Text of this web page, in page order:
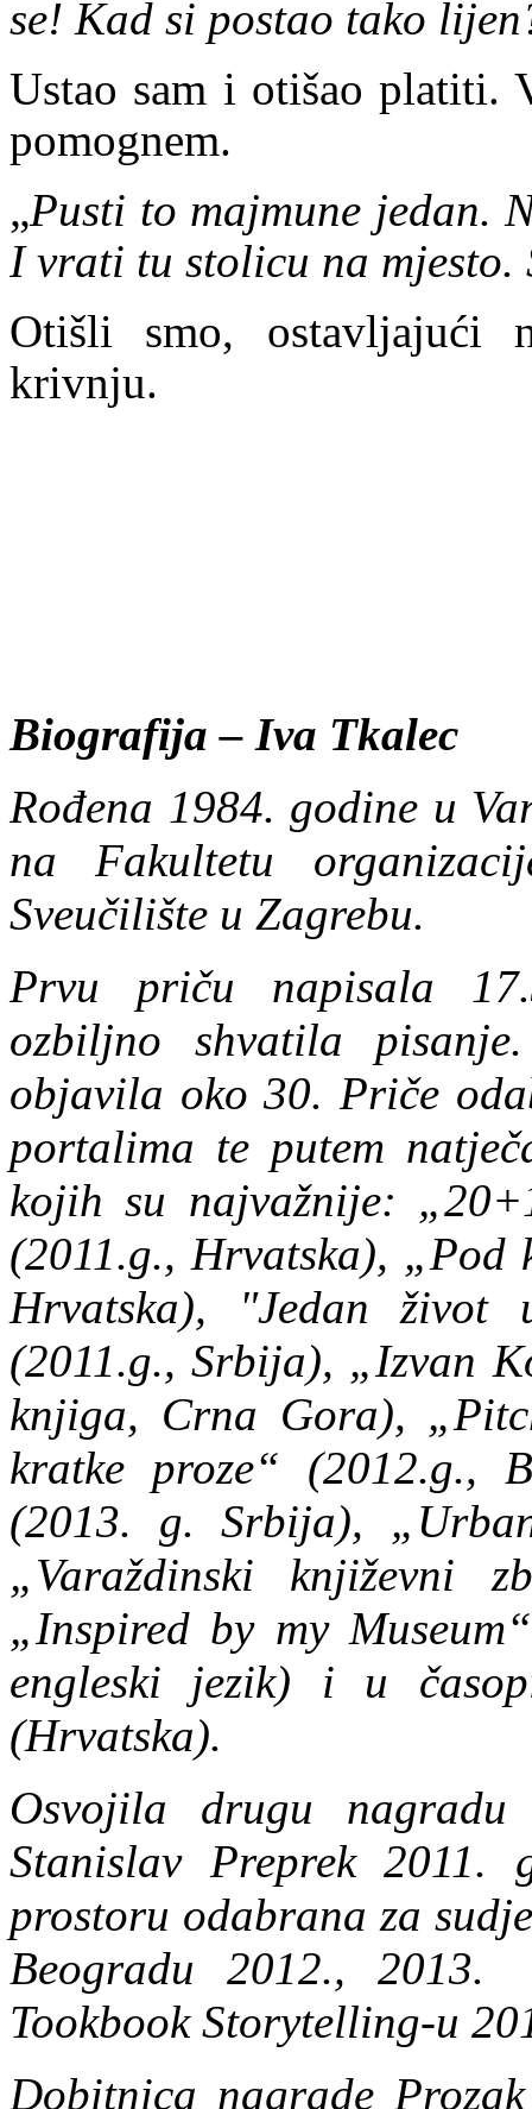
se! Kad si postao tako
Ustao sam i otišao platiti.
pomognem.
„Pusti to majmune jedan.
I vrati tu stolicu na mjesto.
Otišli smo, ostavljajući
krivnju.
Biografija – Iva Tkalec
Rođena 1984. godine u
na Fakultetu
Sveučilište u Zagrebu.
Prvu priču napisala
ozbiljno shvatila
objavila oko 30. Priče
portalima te putem
kojih su najvažnije:
(2011.g., Hrvatska), „Pod
Hrvatska), "Jedan život
(2011.g., Srbija), „Izvan
knjiga, Crna Gora),
kratke proze“ (2012.g.,
(2013. g. Srbija),
„Varaždinski književni
„Inspired by my
engleski jezik) i u
(Hrvatska).
Osvojila drugu
Stanislav Preprek 2011.
prostoru odabrana za
Beogradu 2012., 2013.
Tookbook Storytelling-u
Dobitnica nagrade